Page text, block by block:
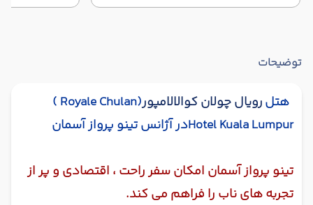
توضیحات
هتلرویال چولان کوالالامپور(
( Royale Chulan
Hotel Kuala Lumpurدر آژانس تینو پرواز آسمان
تینو پرواز آسمان امکان سفر راحت ، اقتصادی و پر از
تجربه های ناب را فراهم می کند.